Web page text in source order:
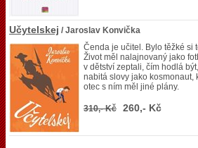
Učytelskej / Jaroslav Konvička
Čenda je učitel. Bylo těžké si
Život měl nalajnovaný jako
v dětství zeptali, čím hodlá
nabitá slovy jako kosmonaut,
otec s ním měl jiné plány.
310,- Kč 260,- Kč